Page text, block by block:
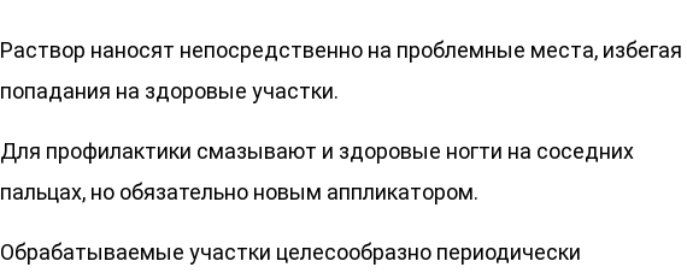
Раствор наносят непосредственно на проблемные места, избегая
попадания на здоровые участки.
Для профилактики смазывают и здоровые ногти на соседних
пальцах, но обязательно новым аппликатором.
Обрабатываемые участки целесообразно периодически